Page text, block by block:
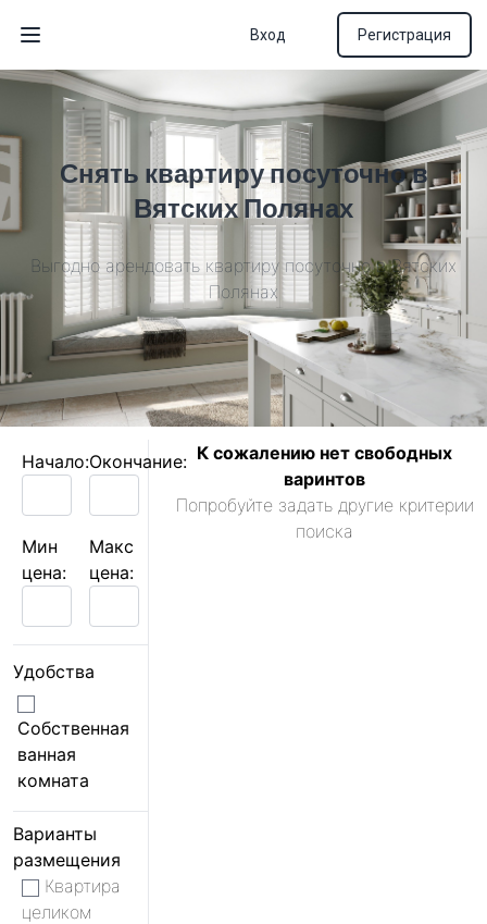
Открыть меню
Вход Регистрация
Снять квартиру посуточно в
Вятских Полянах
Выгодно арендовать квартиру посуточно в Вятских
Полянах
Начало:Окончание:
Мин
цена:
Макс
цена:
Удобства
Собственная
ванная
комната
Варианты
размещения
Квартира
целиком
К сожалению нет свободных
варинтов
Попробуйте задать другие критерии
поиска